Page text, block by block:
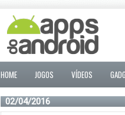
HOME JOGOS VÍDEOS
02/04/2016